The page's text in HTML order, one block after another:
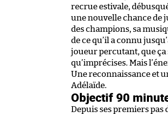
recrue estivale,
une nouvelle chance de
des champions, sa
de ce qu’il a connu
joueur percutant, que ça
qu’imprécises. Mais
Une reconnaissance et
Adélaïde.
Objectif 90
Depuis ses premiers